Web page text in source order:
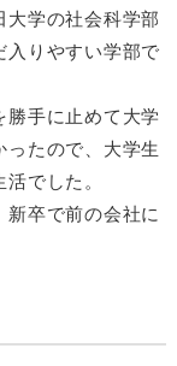
大学の社会科学部
入りやすい学部で
勝手に止めて大学
たので、大学生
でした。
新卒で前の会社に